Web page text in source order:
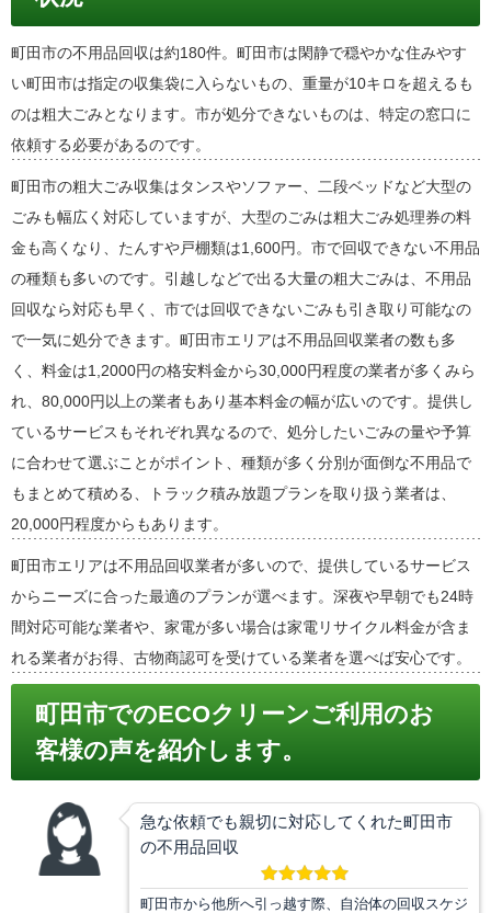
町田市の不用品回収は約180件。町田市は閑静で穏やかな住みやす
い町田市は指定の収集袋に入らないもの、重量が10キロを超えるも
のは粗大ごみとなります。市が処分できないものは、特定の窓口に
依頼する必要があるのです。
町田市の粗大ごみ収集はタンスやソファー、二段ベッドなど大型の
ごみも幅広く対応していますが、大型のごみは粗大ごみ処理券の料
金も高くなり、たんすや戸棚類は1,600円。市で回収できない不用品
の種類も多いのです。引越しなどで出る大量の粗大ごみは、不用品
回収なら対応も早く、市では回収できないごみも引き取り可能なの
で一気に処分できます。町田市エリアは不用品回収業者の数も多
く、料金は1,2000円の格安料金から30,000円程度の業者が多くみら
れ、80,000円以上の業者もあり基本料金の幅が広いのです。提供し
ているサービスもそれぞれ異なるので、処分したいごみの量や予算
に合わせて選ぶことがポイント、種類が多く分別が面倒な不用品で
もまとめて積める、トラック積み放題プランを取り扱う業者は、
20,000円程度からもあります。
町田市エリアは不用品回収業者が多いので、提供しているサービス
からニーズに合った最適のプランが選べます。深夜や早朝でも24時
間対応可能な業者や、家電が多い場合は家電リサイクル料金が含ま
れる業者がお得、古物商認可を受けている業者を選べば安心です。
町田市でのECOクリーンご利用のお
客様の声を紹介します。
急な依頼でも親切に対応してくれた町田市
の不用品回収
町田市から他所へ引っ越す際、自治体の回収スケジ